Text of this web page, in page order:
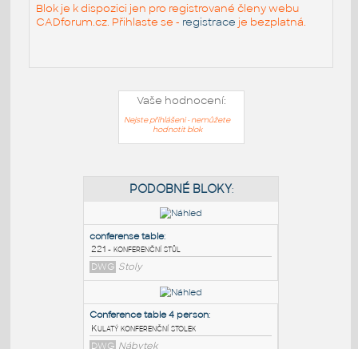
Blok je k dispozici jen pro registrované členy webu
CADforum.cz. Přihlaste se - registrace je bezplatná.
Vaše hodnocení:
Nejste přihlášeni - nemůžete
hodnotit blok
PODOBNÉ BLOKY